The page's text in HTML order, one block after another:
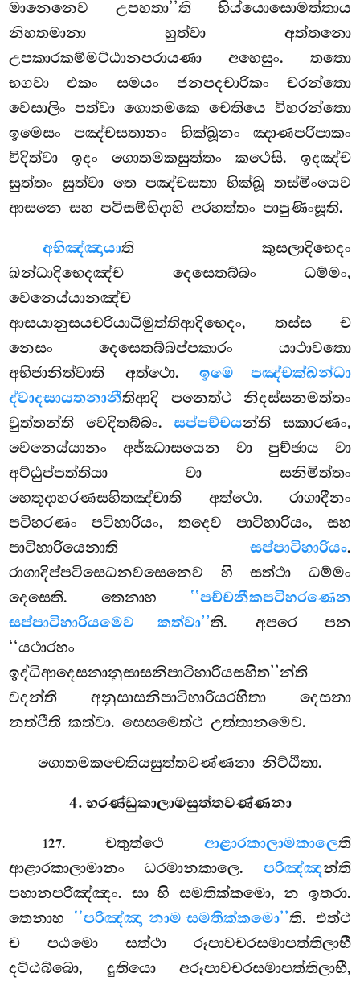
මානෙනෙව උපහතා’’ති භිය්යොසොමත්තාය
නිහතමානා හුත්වා අත්තනො
උපකාරකම්මට්ඨානපරායණා අහෙසුං. තතො
භගවා එකං සමයං ජනපදචාරිකං චරන්තො
වෙසාලිං පත්වා ගොතමකෙ චෙතියෙ විහරන්තො
ඉමෙසං පඤ්චසතානං භික්ඛූනං ඤාණපරිපාකං
විදිත්වා ඉදං ගොතමකසුත්තං කථෙසි. ඉදඤ්ච
සුත්තං සුත්වා තෙ පඤ්චසතා භික්ඛූ තස්මිංයෙව
ආසනෙ සහ පටිසම්භිදාහි අරහත්තං පාපුණිංසූති.
අභිඤ්ඤායාති කුසලාදිභෙදං
ඛන්ධාදිභෙදඤ්ච දෙසෙතබ්බං ධම්මං,
වෙනෙය්යානඤ්ච
ආසයානුසයචරියාධිමුත්තිආදිභෙදං, තස්ස ච
නෙසං දෙසෙතබ්බප්පකාරං යාථාවතො
අභිජානිත්වාති අත්ථො.ඉමෙ පඤ්චක්ඛන්ධා
ද්වාදසායතනානීතිආදි පනෙත්ථ නිදස්සනමත්තං
වුත්තන්ති වෙදිතබ්බං.සප්පච්චයන්ති සකාරණං,
වෙනෙය්යානං අජ්ඣාසයෙන වා පුච්ඡාය වා
අට්ඨුප්පත්තියා වා සනිමිත්තං
හෙතූදාහරණසහිතඤ්චාති අත්ථො. රාගාදීනං
පටිහරණං පටිහාරියං, තදෙව පාටිහාරියං, සහ
පාටිහාරියෙනාති සප්පාටිහාරියං.
රාගාදිප්පටිසෙධනවසෙනෙව හි සත්ථා ධම්මං
දෙසෙති. තෙනාහ ‘‘පච්චනීකපටිහරණෙන
සප්පාටිහාරියමෙව කත්වා’’ති. අපරෙ පන
‘‘යථාරහං
ඉද්ධිආදෙසනානුසාසනිපාටිහාරියසහිත’’න්ති
වදන්ති අනුසාසනිපාටිහාරියරහිතා දෙසනා
නත්ථීති කත්වා. සෙසමෙත්ථ උත්තානමෙව.
ගොතමකචෙතියසුත්තවණ්ණනා නිට්ඨිතා.
4. භරණ්ඩුකාලාමසුත්තවණ්ණනා
127. චතුත්ථෙ ආළාරකාලාමකාලෙති
ආළාරකාලාමානං ධරමානකාලෙ. පරිඤ්ඤන්ති
පහානපරිඤ්ඤං. සා හි සමතික්කමො, න ඉතරා.
තෙනාහ ‘‘පරිඤ්ඤා නාම සමතික්කමො’’ති. එත්ථ
ච පඨමො සත්ථා රූපාවචරසමාපත්තිලාභී
දට්ඨබ්බො, දුතියො අරූපාවචරසමාපත්තිලාභී,